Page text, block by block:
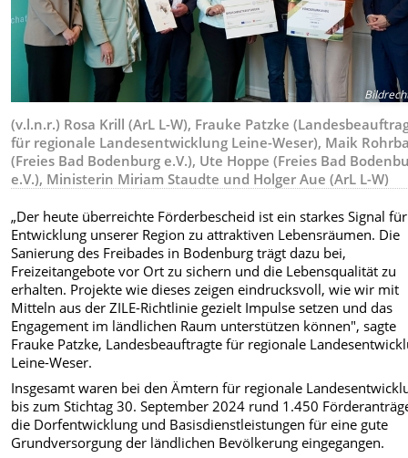
(v.l.n.r.) Rosa Krill (ArL L-W), Frauke Patzke
für regionale Landesentwicklung Leine-Weser), Maik
(Freies Bad Bodenburg e.V.), Ute Hoppe (Freies Bad
e.V.), Ministerin Miriam Staudte und Holger Aue (ArL L-W)
„Der heute überreichte Förderbescheid ist ein starkes Signal
Entwicklung unserer Region zu attraktiven Lebensräumen. Die
Sanierung des Freibades in Bodenburg trägt dazu bei,
Freizeitangebote vor Ort zu sichern und die Lebensqualität zu
erhalten. Projekte wie dieses zeigen eindrucksvoll, wie wir mit
Mitteln aus der ZILE-Richtlinie gezielt Impulse setzen und das
Engagement im ländlichen Raum unterstützen können", sagte
Frauke Patzke, Landesbeauftragte für regionale
Leine-Weser.
Insgesamt waren bei den Ämtern für regionale
bis zum Stichtag 30. September 2024 rund 1.450
die Dorfentwicklung und Basisdienstleistungen für eine gute
Grundversorgung der ländlichen Bevölkerung eingegangen.